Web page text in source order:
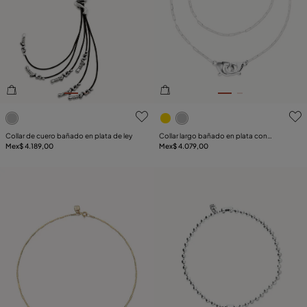
3.1de 5 Valoración del cliente
Collar de cuero bañado en plata de ley
Mex$ 4.189,00
3.7de 5 Valoración del
Collar largo bañado en plata con
mosquetón entrelazado
Mex$ 4.079,00